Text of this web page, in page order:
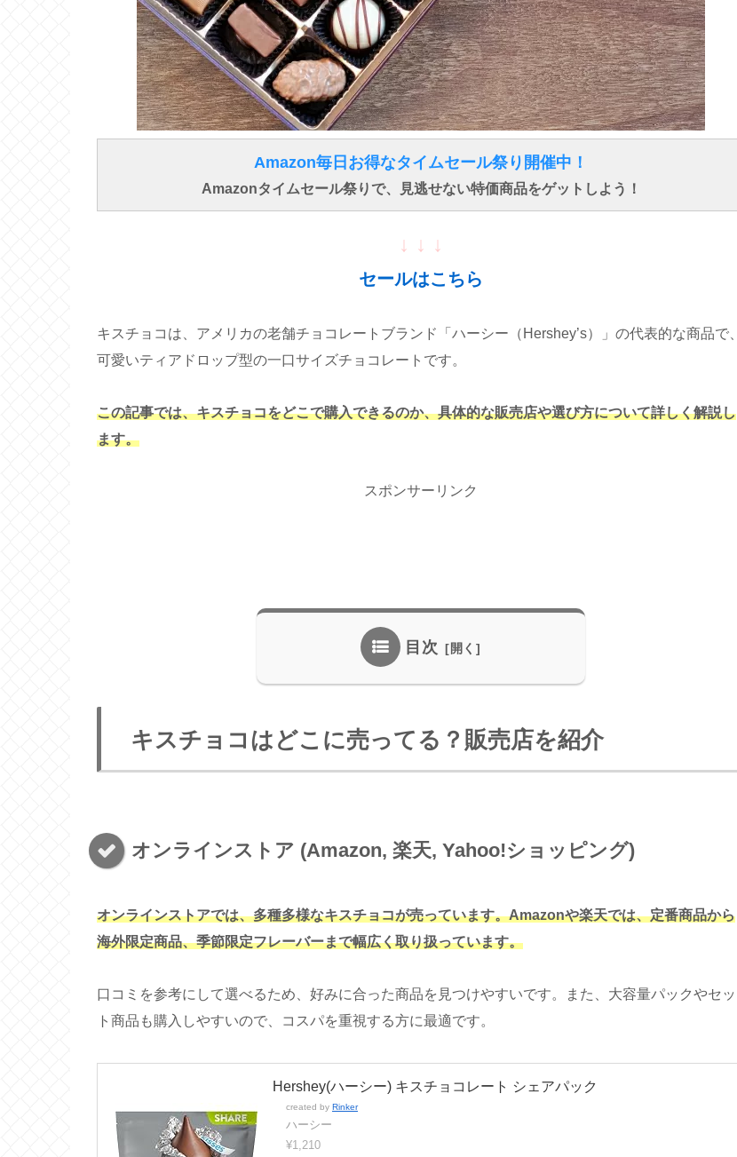
Amazon毎日お得なタイムセール祭り開催中！
Amazonタイムセール祭りで、見逃せない特価商品をゲットしよう！
↓ ↓ ↓
セールはこちら
キスチョコは、アメリカの老舗チョコレートブランド「ハーシー（Hershey’s）」の代表的な商品で、
可愛いティアドロップ型の一口サイズチョコレートです。
この記事では、キスチョコをどこで購入できるのか、具体的な販売店や選び方について詳しく解説し
ます。
スポンサーリンク
目次
キスチョコはどこに売ってる？販売店を紹介
オンラインストア (Amazon, 楽天, Yahoo!ショッピング)
オンラインストアでは、多種多様なキスチョコが売っています。Amazonや楽天では、定番商品から
海外限定商品、季節限定フレーバーまで幅広く取り扱っています。
口コミを参考にして選べるため、好みに合った商品を見つけやすいです。また、大容量パックやセッ
ト商品も購入しやすいので、コスパを重視する方に最適です。
Hershey(ハーシー) キスチョコレート シェアパック
created by Rinker
ハーシー
¥1,210